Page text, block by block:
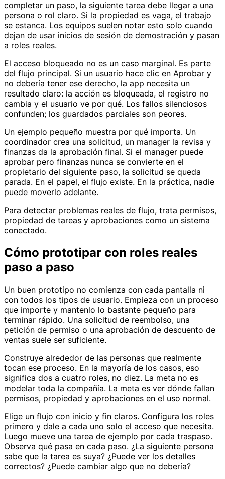
completar un paso, la siguiente tarea debe llegar a una
persona o rol claro. Si la propiedad es vaga, el trabajo
se estanca. Los equipos suelen notar esto solo cuando
dejan de usar inicios de sesión de demostración y pasan
a roles reales.
El acceso bloqueado no es un caso marginal. Es parte
del flujo principal. Si un usuario hace clic en Aprobar y
no debería tener ese derecho, la app necesita un
resultado claro: la acción es bloqueada, el registro no
cambia y el usuario ve por qué. Los fallos silenciosos
confunden; los guardados parciales son peores.
Un ejemplo pequeño muestra por qué importa. Un
coordinador crea una solicitud, un manager la revisa y
finanzas da la aprobación final. Si el manager puede
aprobar pero finanzas nunca se convierte en el
propietario del siguiente paso, la solicitud se queda
parada. En el papel, el flujo existe. En la práctica, nadie
puede moverlo adelante.
Para detectar problemas reales de flujo, trata permisos,
propiedad de tareas y aprobaciones como un sistema
conectado.
Cómo prototipar con roles reales
paso a paso
Un buen prototipo no comienza con cada pantalla ni
con todos los tipos de usuario. Empieza con un proceso
que importe y mantenlo lo bastante pequeño para
terminar rápido. Una solicitud de reembolso, una
petición de permiso o una aprobación de descuento de
ventas suele ser suficiente.
Construye alrededor de las personas que realmente
tocan ese proceso. En la mayoría de los casos, eso
significa dos a cuatro roles, no diez. La meta no es
modelar toda la compañía. La meta es ver dónde fallan
permisos, propiedad y aprobaciones en el uso normal.
Elige un flujo con inicio y fin claros. Configura los roles
primero y dale a cada uno solo el acceso que necesita.
Luego mueve una tarea de ejemplo por cada traspaso.
Observa qué pasa en cada paso. ¿La siguiente persona
sabe que la tarea es suya? ¿Puede ver los detalles
correctos? ¿Puede cambiar algo que no debería?